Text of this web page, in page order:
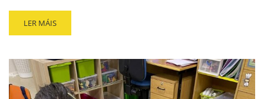
LER MÁIS